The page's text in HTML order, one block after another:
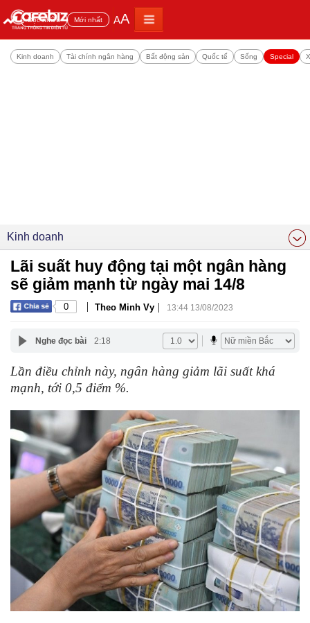
Đọc nhiều Mới nhất AA
Kinh doanh Tài chính ngân hàng Bất động sản Quốc tế Sống Special
Kinh doanh
Lãi suất huy động tại một ngân hàng
sẽ giảm mạnh từ ngày mai 14/8
0 | Theo Minh Vy | 13:44 13/08/2023
Nghe đọc bài 2:18
Lần điều chỉnh này, ngân hàng giảm lãi suất khá
mạnh, tới 0,5 điểm %.